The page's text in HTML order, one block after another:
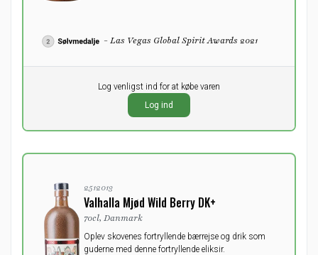
- Las Vegas Global Spirit Awards 2021
Log venligst ind for at købe varen
Log ind
2512013
Valhalla Mjød Wild Berry DK+
70cl, Danmark
Oplev skovenes fortryllende bærrejse og drik som
guderne med denne fortryllende eliksir.